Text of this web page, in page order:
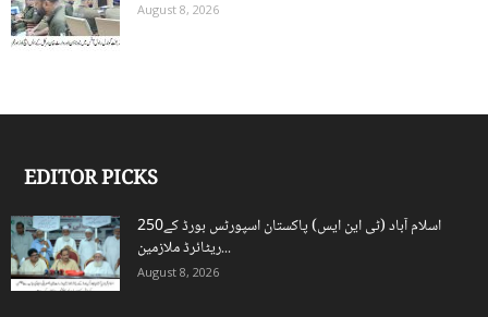
August 8, 2026
EDITOR PICKS
اسلام آباد (ٹی این ایس) پاکستان اسپورٹس بورڈ کے250
ریٹائرڈ ملازمین...
August 8, 2026